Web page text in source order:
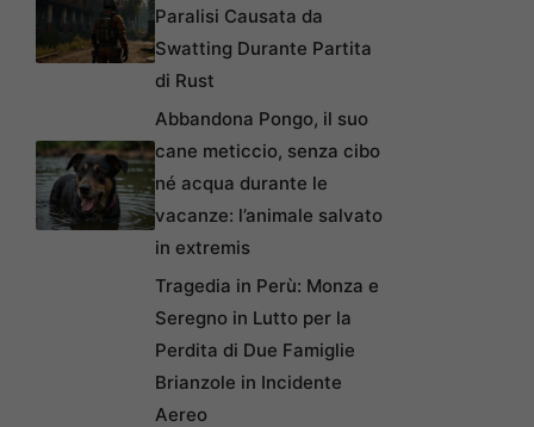
Paralisi Causata da
Swatting Durante Partita
di Rust
Abbandona Pongo, il suo
cane meticcio, senza cibo
né acqua durante le
vacanze: l’animale salvato
in extremis
Tragedia in Perù: Monza e
Seregno in Lutto per la
Perdita di Due Famiglie
Brianzole in Incidente
Aereo